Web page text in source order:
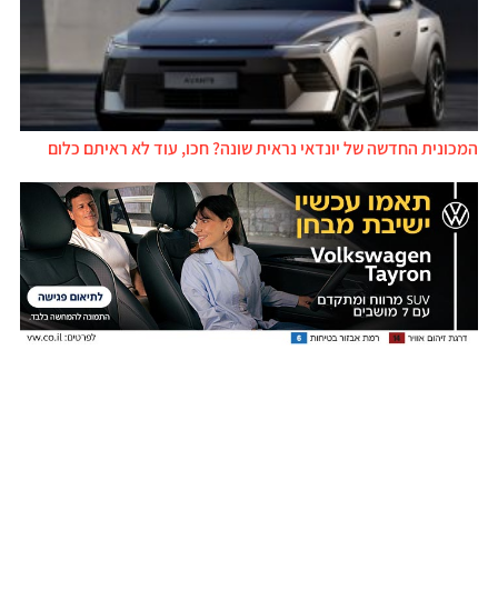
המכונית החדשה של יונדאי נראית שונה? חכו, עוד לא ראיתם כלום